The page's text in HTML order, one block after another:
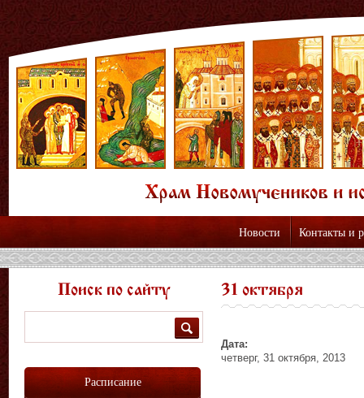
Новости Контакты и
31 октября
Дата:
четверг, 31 октября, 2013
Поиск по сайту
Расписание